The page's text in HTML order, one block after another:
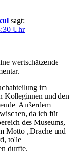
sagt:
Uhr
wertschätzende
im
Kolleginnen und den
Außerdem
da ich für
des Museums,
Motto „Drache und
tolle
durfte.